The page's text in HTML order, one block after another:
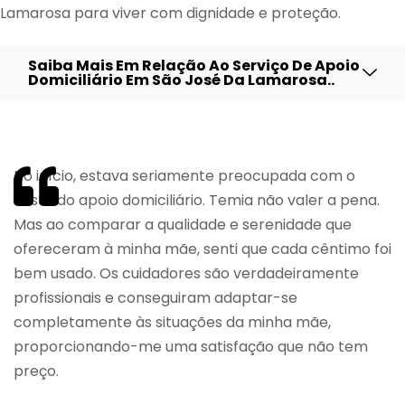
Lamarosa para viver com dignidade e proteção.
Saiba Mais Em Relação Ao Serviço De Apoio
Domiciliário Em São José Da Lamarosa..
No início, estava seriamente preocupada com o
custo do apoio domiciliário. Temia não valer a pena.
Mas ao comparar a qualidade e serenidade que
ofereceram à minha mãe, senti que cada cêntimo foi
bem usado. Os cuidadores são verdadeiramente
profissionais e conseguiram adaptar-se
completamente às situações da minha mãe,
proporcionando-me uma satisfação que não tem
preço.